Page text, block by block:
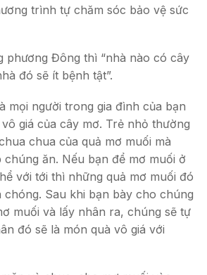
trình tự chăm sóc bảo vệ sức
phương Đông thì “nhà nào có cây
đó sẽ ít bệnh tật”.
mọi người trong gia đình của bạn
giá của cây mơ. Trẻ nhỏ thường
chua của quả mơ muối mà
chúng ăn. Nếu bạn để mơ muối ở
với tới thì những quả mơ muối đó
chóng. Sau khi bạn bày cho chúng
muối và lấy nhân ra, chúng sẽ tự
đó sẽ là món quà vô giá với